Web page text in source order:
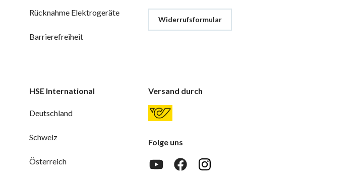
Rücknahme Elektrogeräte
Barrierefreiheit
Widerrufsformular
HSE International
Deutschland
Schweiz
Österreich
Versand durch
Folge uns